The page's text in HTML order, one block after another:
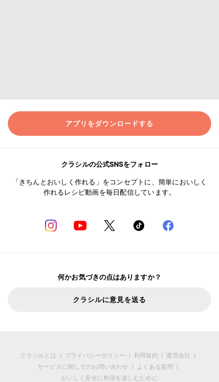
アプリをダウンロードする
クラシルの公式SNSをフォロー
「きちんとおいしく作れる」をコンセプトに、簡単においしく
作れるレシピ動画を毎日配信しています。
何かお気づきの点はありますか？
クラシルに意見を送る
クラシルとは プライバシーポリシー 利用規約
運営会社
サービスに関してのお問い合わせ
よくある質問
おいしく安全に料理を楽しむために